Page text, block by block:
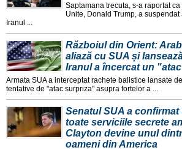
Saptamana trecuta, s-a raportat
Unite, Donald Trump, a
Iranul ...
Războiul din Orient:
aliază cu SUA și
Iranul a încercat un
Armata SUA a interceptat rachete balistice lansate
tentative de "atac surpriza" asupra fortelor a ...
Senatul SUA a
toate serviciile secrete
Clayton devine unul
oameni din America